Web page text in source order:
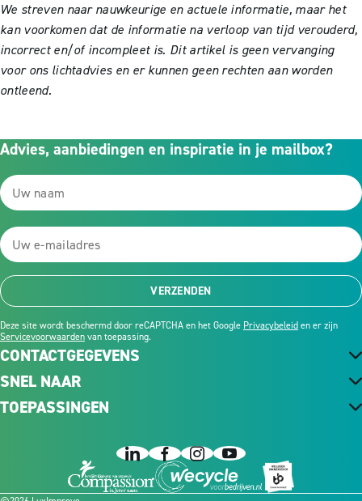
We streven naar nauwkeurige en actuele informatie, maar het
kan voorkomen dat de informatie na verloop van tijd verouderd,
incorrect en/of incompleet is. Dit artikel is geen vervanging
voor ons lichtadvies en er kunnen geen rechten aan worden
ontleend.
CONTACTGEGEVENS
Advies, aanbiedingen en inspiratie in je mailbox?
VERZENDEN
Deze site wordt beschermd door reCAPTCHA en het Google Privacybeleiden er zijn
Servicevoorwaardenvan toepassing.
SNEL NAAR
TOEPASSINGEN